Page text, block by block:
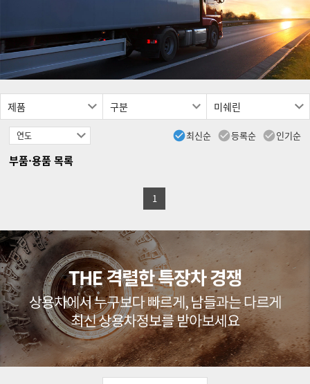
최신순 등록순 인기순
부품·용품 목록
1